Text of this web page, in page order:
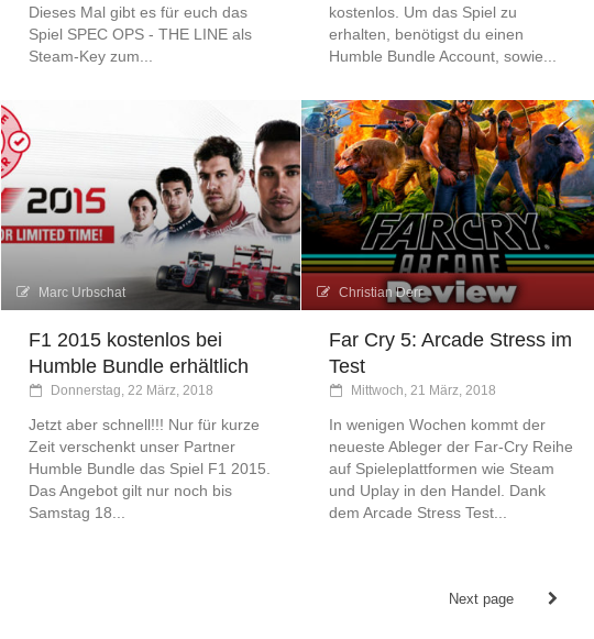
Dieses Mal gibt es für euch das
Spiel SPEC OPS - THE LINE als
Steam-Key zum...
kostenlos. Um das Spiel zu
erhalten, benötigst du einen
Humble Bundle Account, sowie...
Marc Urbschat
F1 2015 kostenlos bei
Humble Bundle erhältlich
Donnerstag, 22 März, 2018
Jetzt aber schnell!!! Nur für kurze
Zeit verschenkt unser Partner
Humble Bundle das Spiel F1 2015.
Das Angebot gilt nur noch bis
Samstag 18...
Christian Derr
Far Cry 5: Arcade Stress im
Test
Mittwoch, 21 März, 2018
In wenigen Wochen kommt der
neueste Ableger der Far-Cry Reihe
auf Spieleplattformen wie Steam
und Uplay in den Handel. Dank
dem Arcade Stress Test...
Next page